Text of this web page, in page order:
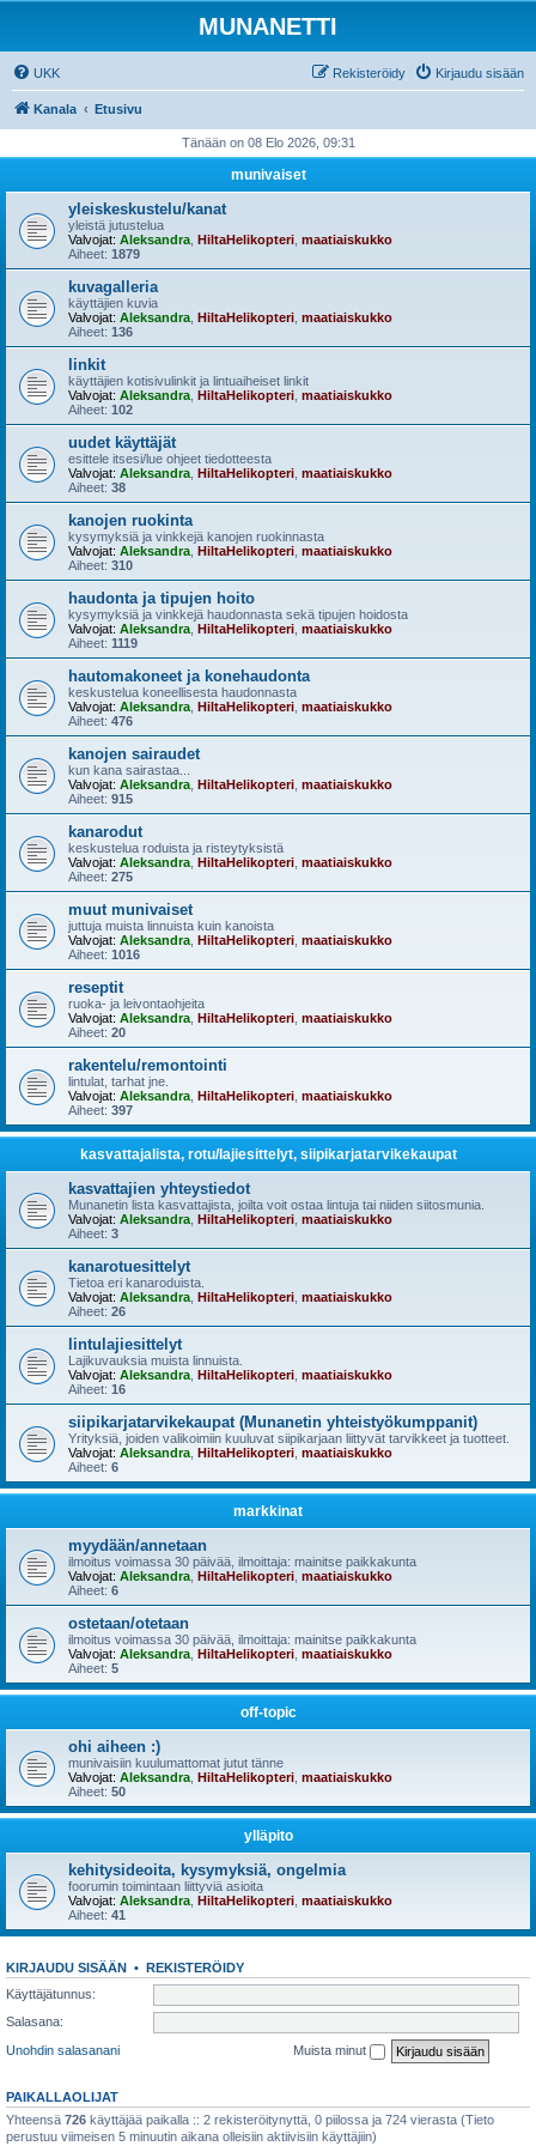
MUNANETTI
UKK Kirjaudu sisään
Rekisteröidy
Kanala Etusivu
Tänään on 08 Elo 2026, 09:31
munivaiset
yleiskeskustelu/kanat
yleistä jutustelua
Valvojat: Aleksandra HiltaHelikopteri maatiaiskukko
Aiheet: 1879
kuvagalleria
käyttäjien kuvia
Valvojat: Aleksandra HiltaHelikopteri maatiaiskukko
Aiheet: 136
linkit
käyttäjien kotisivulinkit ja lintuaiheiset linkit
Valvojat: Aleksandra HiltaHelikopteri maatiaiskukko
Aiheet: 102
uudet käyttäjät
esittele itsesi/lue ohjeet tiedotteesta
Valvojat: Aleksandra HiltaHelikopteri maatiaiskukko
Aiheet: 38
kanojen ruokinta
kysymyksiä ja vinkkejä kanojen ruokinnasta
Valvojat: Aleksandra HiltaHelikopteri maatiaiskukko
Aiheet: 310
haudonta ja tipujen hoito
kysymyksiä ja vinkkejä haudonnasta sekä tipujen hoidosta
Valvojat: Aleksandra HiltaHelikopteri maatiaiskukko
Aiheet: 1119
hautomakoneet ja konehaudonta
keskustelua koneellisesta haudonnasta
Valvojat: Aleksandra HiltaHelikopteri maatiaiskukko
Aiheet: 476
kanojen sairaudet
kun kana sairastaa...
Valvojat: Aleksandra HiltaHelikopteri maatiaiskukko
Aiheet: 915
kanarodut
keskustelua roduista ja risteytyksistä
Valvojat: Aleksandra HiltaHelikopteri maatiaiskukko
Aiheet: 275
muut munivaiset
juttuja muista linnuista kuin kanoista
Valvojat: Aleksandra HiltaHelikopteri maatiaiskukko
Aiheet: 1016
reseptit
ruoka- ja leivontaohjeita
Valvojat: Aleksandra HiltaHelikopteri maatiaiskukko
Aiheet: 20
rakentelu/remontointi
lintulat, tarhat jne.
Valvojat: Aleksandra HiltaHelikopteri maatiaiskukko
Aiheet: 397
kasvattajalista, rotu/lajiesittelyt, siipikarjatarvikekaupat
kasvattajien yhteystiedot
Munanetin lista kasvattajista, joilta voit ostaa lintuja tai niiden siitosmunia.
Valvojat: Aleksandra HiltaHelikopteri maatiaiskukko
Aiheet: 3
kanarotuesittelyt
Tietoa eri kanaroduista.
Valvojat: Aleksandra HiltaHelikopteri maatiaiskukko
Aiheet: 26
lintulajiesittelyt
Lajikuvauksia muista linnuista.
Valvojat: Aleksandra HiltaHelikopteri maatiaiskukko
Aiheet: 16
siipikarjatarvikekaupat (Munanetin yhteistyökumppanit)
Yrityksiä, joiden valikoimiin kuuluvat siipikarjaan liittyvät tarvikkeet ja tuotteet.
Valvojat: Aleksandra HiltaHelikopteri maatiaiskukko
Aiheet: 6
markkinat
myydään/annetaan
ilmoitus voimassa 30 päivää, ilmoittaja: mainitse paikkakunta
Valvojat: Aleksandra HiltaHelikopteri maatiaiskukko
Aiheet: 6
ostetaan/otetaan
ilmoitus voimassa 30 päivää, ilmoittaja: mainitse paikkakunta
Valvojat: Aleksandra HiltaHelikopteri maatiaiskukko
Aiheet: 5
off-topic
ohi aiheen :)
munivaisiin kuulumattomat jutut tänne
Valvojat: Aleksandra HiltaHelikopteri maatiaiskukko
Aiheet: 50
ylläpito
kehitysideoita, kysymyksiä, ongelmia
foorumin toimintaan liittyviä asioita
Valvojat: Aleksandra HiltaHelikopteri maatiaiskukko
Aiheet: 41
KIRJAUDU SISÄÄN • REKISTERÖIDY
Käyttäjätunnus:
Salasana:
Unohdin salasanani
Muista minut
PAIKALLAOLIJAT
Yhteensä 726 käyttäjää paikalla :: 2 rekisteröitynyttä, 0 piilossa ja 724 vierasta (Tieto
perustuu viimeisen 5 minuutin aikana olleisiin aktiivisiin käyttäjiin)